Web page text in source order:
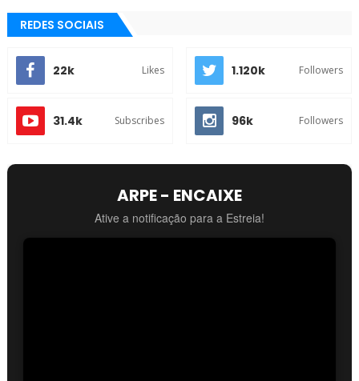
REDES SOCIAIS
22k Likes 1.120k Followers
31.4k Subscribes 96k Followers
ARPE - ENCAIXE
Ative a notificação para a Estreia!